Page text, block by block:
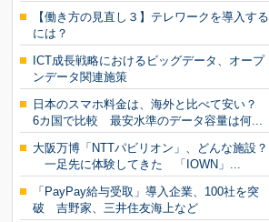
【働き方の見直し３】テレワークを導入する
には？
ICT成長戦略におけるビッグデータ、オープ
ンデータ関連施策
日本のスマホ料金は、海外と比べて安い？
6カ国で比較 最安水準のデータ容量は何...
大阪万博「NTTパビリオン」、どんな施設？
一足先に体験してきた 「IOWN」...
「PayPay給与受取」導入企業、100社を突
破 吉野家、三井住友海上など